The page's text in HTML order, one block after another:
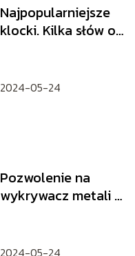
Najpopularniejsze
klocki. Kilka słów o
2024-05-24
Pozwolenie na
wykrywacz metali –